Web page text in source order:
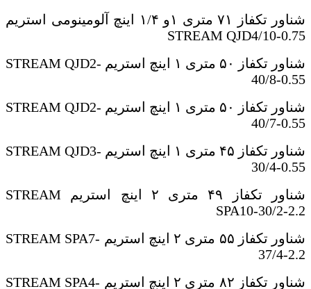
شناور تکفاز ۷۱ متری ۱و ۱/۴ اینچ آلومینومی استریم
STREAM QJD4/10-0.75
شناور تکفاز ۵۰ متری ۱ اینچ استریم
STREAM QJD2-
40/8-0.55
شناور تکفاز ۵۰ متری ۱ اینچ استریم
STREAM QJD2-
40/7-0.55
شناور تکفاز ۴۵ متری ۱ اینچ استریم
STREAM QJD3-
30/4-0.55
شناور تکفاز ۴۹ متری ۲ اینچ استریم
STREAM
SPA10-30/2-2.2
شناور تکفاز ۵۵ متری ۲ اینچ استریم
STREAM SPA7-
37/4-2.2
شناور تکفاز ۸۲ متری ۲ اینچ استریم
STREAM SPA4-